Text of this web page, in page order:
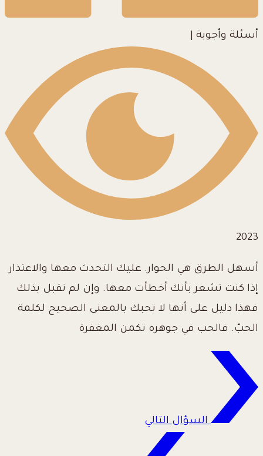
أسئلة وأجوبة
2023
أسهل الطرق هي الحوار. عليك التحدث معها والاعتذار
إذا كنت تشعر بأنك أخطأت معها. وإن لم تقبل بذلك
فهذا دليل على أنها لا تحبك بالمعنى الصحيح لكلمة
الحبّ. فالحب في جوهره تكمن المغفرة
السؤال التالي